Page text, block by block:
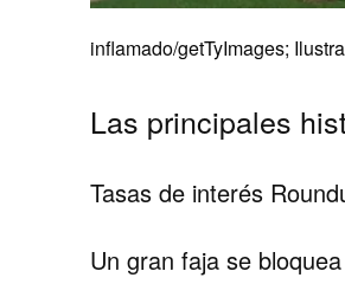
inflamado/getTyImages;
Las principales
Tasas de interés
Un gran faja se